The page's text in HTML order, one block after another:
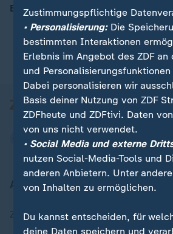
Berlin 5:1 (1:0, 1:0, 3:1) gegen die
Aktuell bei ZDFheute
Zuletzt veröffentlicht
Zustimmungspflichtige
• Personalisierung:Die
bestimmten Interaktionen
Erlebnis im Angebot des ZDF an
und
Dabei personalisieren wir
Basis deiner Nutzung von ZDF
ZDFheute und ZDFtivi. Daten
von uns nicht verwendet.
• Social Media und externe
nutzen Social-Media-Tools und
anderen Anbietern. Unter
von Inhalten zu ermöglichen.
Du kannst entscheiden, für
deine Daten speichern und